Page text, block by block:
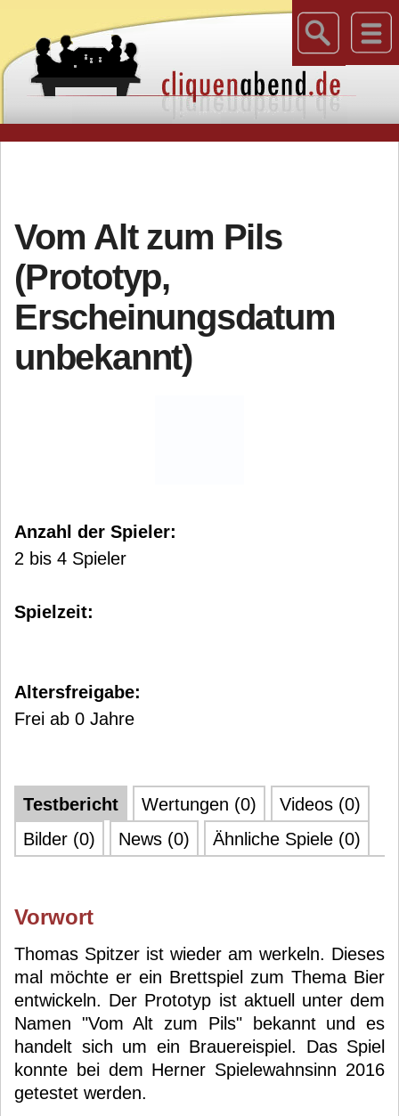
Vom Alt zum Pils
(Prototyp,
Erscheinungsdatum
unbekannt)
Anzahl der Spieler:
2 bis 4 Spieler
Spielzeit:
Altersfreigabe:
Frei ab 0 Jahre
Testbericht Wertungen (0)
Videos (0)
Bilder (0)
News (0) Ähnliche Spiele (0)
Vorwort
Thomas Spitzer ist wieder am werkeln. Dieses
mal möchte er ein Brettspiel zum Thema Bier
entwickeln. Der Prototyp ist aktuell unter dem
Namen "Vom Alt zum Pils" bekannt und es
handelt sich um ein Brauereispiel. Das Spiel
konnte bei dem Herner Spielewahnsinn 2016
getestet werden.